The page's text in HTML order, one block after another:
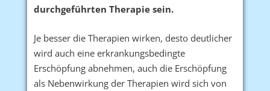
durchgeführten Therapie sein.
Je besser die Therapien wirken, desto deutlicher
wird auch eine erkrankungsbedingte
Erschöpfung abnehmen, auch die Erschöpfung
als Nebenwirkung der Therapien wird sich von